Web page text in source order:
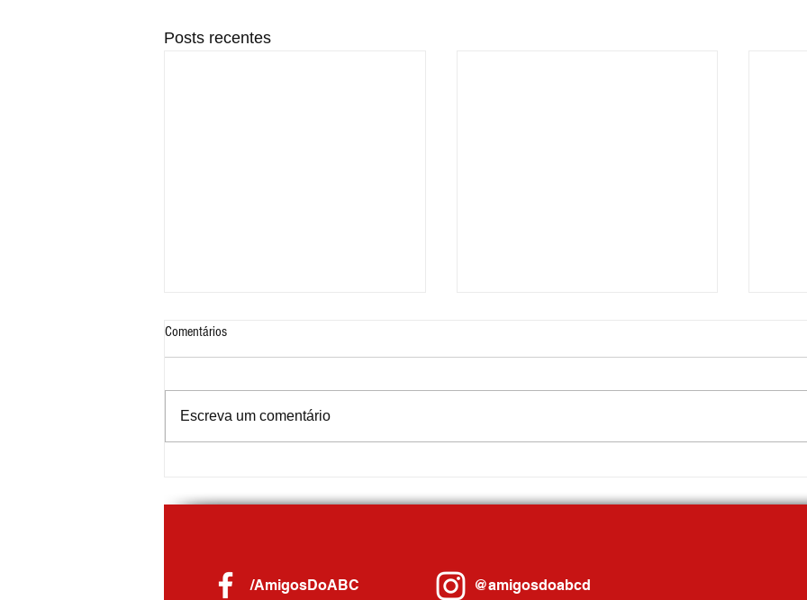
Posts recentes
Diadema
produtivo
Comentários
Escreva um comentário
/AmigosDoABC @amigosdoabcd